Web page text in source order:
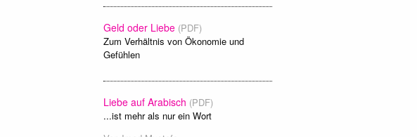
Geld oder Liebe (PDF)
Zum Verhältnis von Ökonomie und
Gefühlen
Liebe auf Arabisch (PDF)
...ist mehr als nur ein Wort